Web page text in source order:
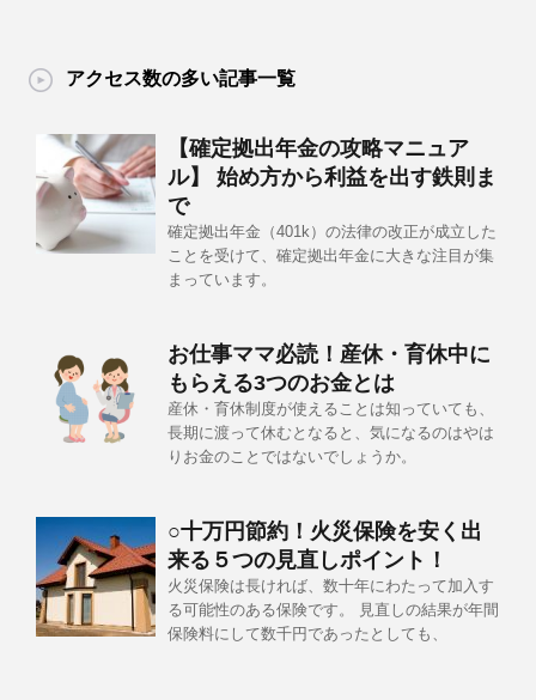
アクセス数の多い記事一覧
【確定拠出年金の攻略マニュア
ル】 始め方から利益を出す鉄則ま
で
確定拠出年金（401k）の法律の改正が成立した
ことを受けて、確定拠出年金に大きな注目が集
まっています。
お仕事ママ必読！産休・育休中に
もらえる3つのお金とは
産休・育休制度が使えることは知っていても、
長期に渡って休むとなると、気になるのはやは
りお金のことではないでしょうか。
○十万円節約！火災保険を安く出
来る５つの見直しポイント！
火災保険は長ければ、数十年にわたって加入す
る可能性のある保険です。 見直しの結果が年間
保険料にして数千円であったとしても、